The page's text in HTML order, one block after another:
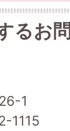
るお
1
1115